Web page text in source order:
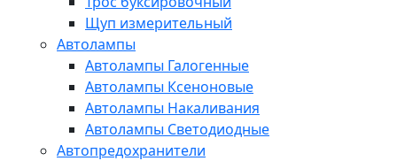
Щуп измерительный
Автолампы
Автолампы Галогенные
Автолампы Ксеноновые
Автолампы Накаливания
Автолампы Светодиодные
Автопредохранители